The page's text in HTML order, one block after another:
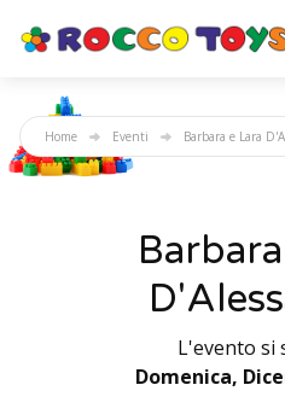
Home Eventi Barbara e Lara
L'evento si
Domenica,